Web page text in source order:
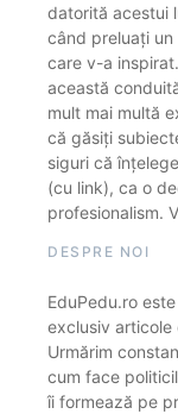
datorită acestui
când preluați
care v-a
această
mult mai multă
că găsiți
siguri că
(cu link), ca o
profesionalism.
DESPRE NOI
EduPedu.ro
exclusiv articole
Urmărim
cum face
îi formează pe